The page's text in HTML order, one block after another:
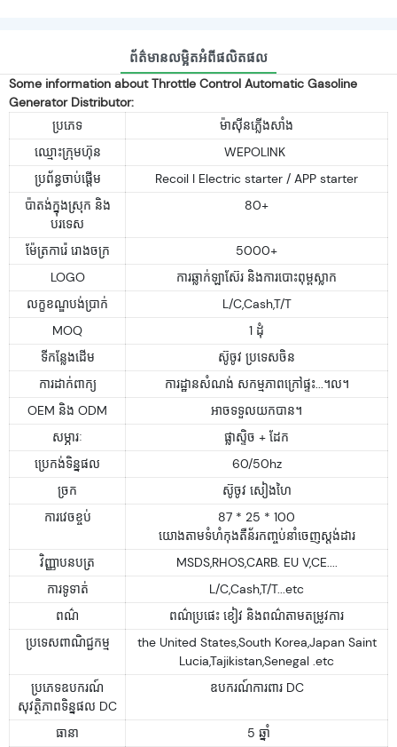
ព័ត៌មានលម្អិតអំពីផលិតផល
Some information about Throttle Control Automatic Gasoline
Generator Distributor:
ប្រភេទ
ម៉ាស៊ីនភ្លើងសាំង
ឈ្មោះក្រុមហ៊ុន
WEPOLINK
ប្រព័ន្ធចាប់ផ្តើម
Recoil I Electric starter / APP starter
ប៉ាតង់ក្នុងស្រុក និង
បរទេស
80+
ម៉ែត្រការ៉េ រោងចក្រ
5000+
LOGO
ការឆ្លាក់ឡាស៊ែរ និងការបោះពុម្ពស្លាក
លក្ខខណ្ឌបង់ប្រាក់
L/C,Cash,T/T
MOQ
1 ដុំ
ទីកន្លែងដើម
ស៊ូចូវ ប្រទេសចិន
ការដាក់ពាក្យ
ការដ្ឋានសំណង់ សកម្មភាពក្រៅផ្ទះ...។ល។
OEM និង ODM
អាចទទួលយកបាន។
សម្ភារៈ
ផ្លាស្ទិច + ដែក
ប្រេកង់ទិន្នផល
60/50hz
ច្រក
ស៊ូចូវ សៀងហៃ
ការវេចខ្ចប់
87 * 25 * 100
យោងតាមទំហំកុងតឺន័រកញ្ចប់នាំចេញស្តង់ដារ
វិញ្ញាបនបត្រ
MSDS,RHOS,CARB. EU V,CE....
ការទូទាត់
L/C,Cash,T/T...etc
ពណ៌
ពណ៌ប្រផេះ ខៀវ និងពណ៌តាមតម្រូវការ
ប្រទេសពាណិជ្ជកម្ម
the United States,South Korea,Japan Saint
Lucia,Tajikistan,Senegal .etc
ប្រភេទឧបករណ៍
សុវត្ថិភាពទិន្នផល DC
ឧបករណ៍ការពារ DC
ធានា 5 ឆ្នាំ